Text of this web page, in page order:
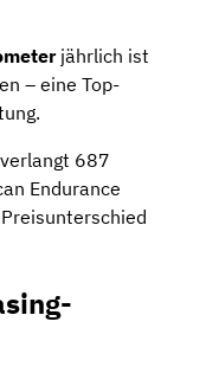
jährlich ist
– eine Top-
687
Endurance